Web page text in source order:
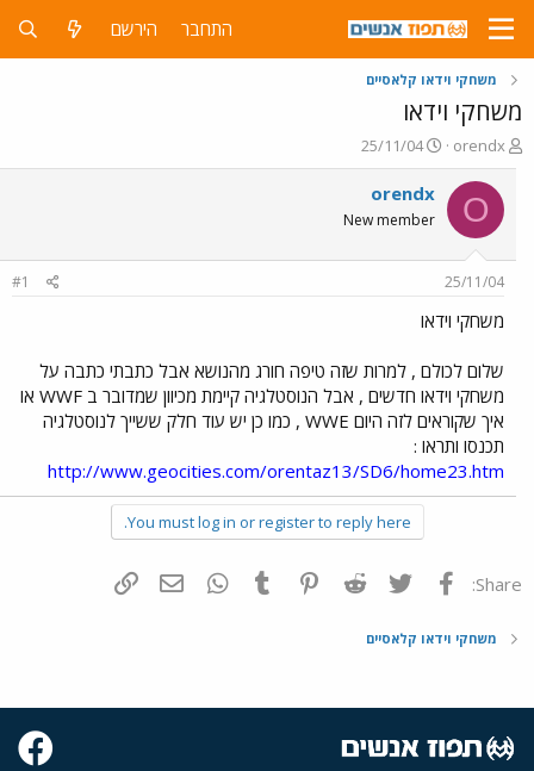
התחבר הירשם
משחקי וידאו קלאסיים
משחקי וידאו
פ
ו
ת
ח
ה
ש
א
orendx
פ
ו
ר
ם
ר
25/11/04
O
orendx
New member
25/11/04
#1
משחקי וידאו
שלום לכולם , למרות שזה טיפה חורג מהנושא אבל כתבתי כתבה על
משחקי וידאו חדשים , אבל הנוסטלגיה קיימת מכיוון שמדובר ב WWF או
איך שקוראים לזה היום WWE , כמו כן יש עוד חלק ששייך לנוסטלגיה
תכנסו ותראו :
http://www.geocities.com/orentaz13/SD6/home23.htm
You must log in or register to reply here.
Share: פייסבוק Twitter
Reddit
Pinterest
Tumblr
WhatsAppדואר אלקטרוני
משחקי וידאו קלאסיים